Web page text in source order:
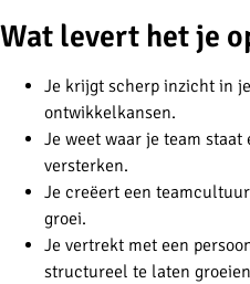
Wat levert het je
Je krijgt scherp inzicht in
ontwikkelkansen.
Je weet waar je team
versterken.
Je creëert een
groei.
Je vertrekt met een
structureel te laten